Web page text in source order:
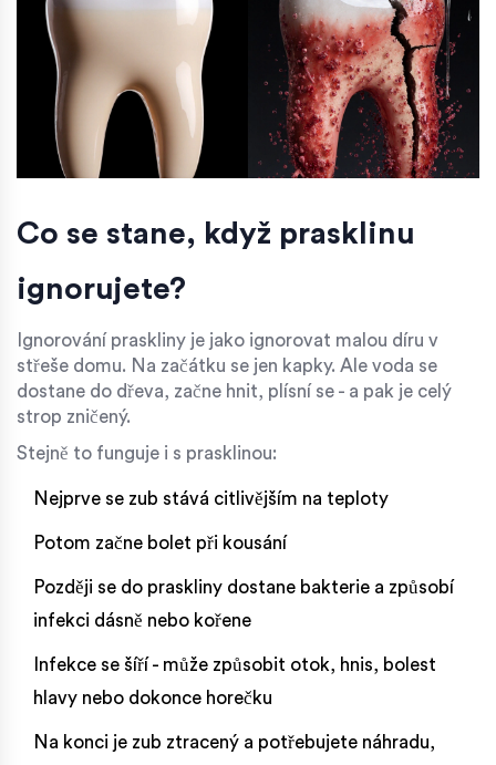
Co se stane, když prasklinu
ignorujete?
Ignorování praskliny je jako ignorovat malou díru v
střeše domu. Na začátku se jen kapky. Ale voda se
dostane do dřeva, začne hnit, plísní se - a pak je celý
strop zničený.
Stejně to funguje i s prasklinou:
Nejprve se zub stává citlivějším na teploty
Potom začne bolet při kousání
Později se do praskliny dostane bakterie a způsobí
infekci dásně nebo kořene
Infekce se šíří - může způsobit otok, hnis, bolest
hlavy nebo dokonce horečku
Na konci je zub ztracený a potřebujete náhradu,